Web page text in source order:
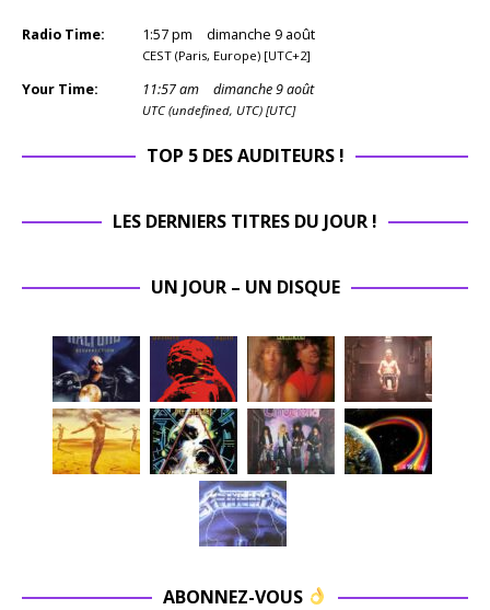
Radio Time: 1:57pm dimanche 9 août
CEST (Paris, Europe) [UTC+2]
Your Time: 11:57am dimanche 9 août
UTC (undefined, UTC) [UTC]
TOP 5 DES AUDITEURS !
LES DERNIERS TITRES DU JOUR !
UN JOUR – UN DISQUE
ABONNEZ-VOUS